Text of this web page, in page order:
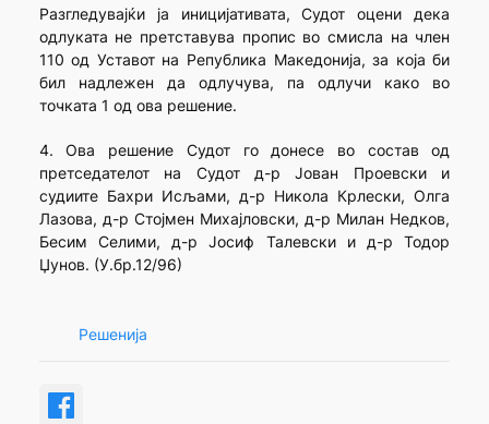
Разгледувајќи ја иницијативата, Судот оцени дека
одлуката не претставува пропис во смисла на член
110 од Уставот на Република Македонија, за која би
бил надлежен да одлучува, па одлучи како во
точката 1 од ова решение.
4. Ова решение Судот го донесе во состав од
претседателот на Судот д-р Јован Проевски и
судиите Бахри Исљами, д-р Никола Крлески, Олга
Лазова, д-р Стојмен Михајловски, д-р Милан Недков,
Бесим Селими, д-р Јосиф Талевски и д-р Тодор
Џунов. (У.бр.12/96)
Решенија